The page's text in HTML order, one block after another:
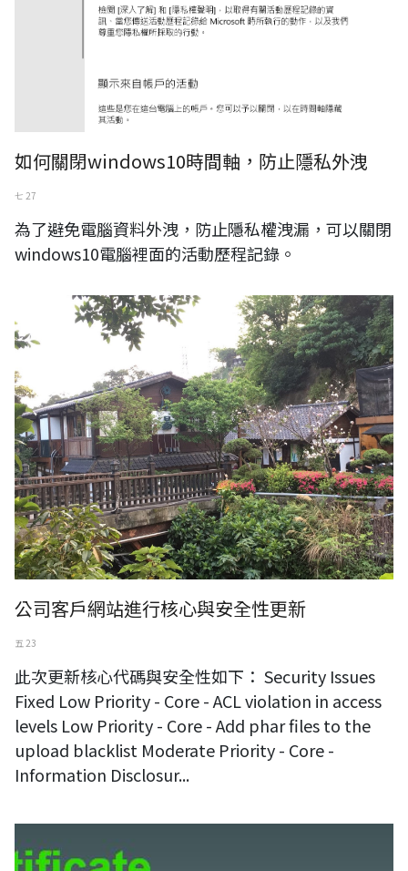
如何關閉windows10時間軸，防止隱私外洩
七 27
為了避免電腦資料外洩，防止隱私權洩漏，可以關閉
windows10電腦裡面的活動歷程記錄。
公司客戶網站進行核心與安全性更新
五 23
此次更新核心代碼與安全性如下： Security Issues
Fixed Low Priority - Core - ACL violation in access
levels Low Priority - Core - Add phar files to the
upload blacklist Moderate Priority - Core -
Information Disclosur...